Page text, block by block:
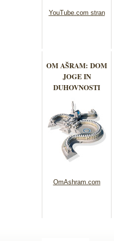
YouTube.com stran
OM AŠRAM: DOM
JOGE IN
DUHOVNOSTI
OmAshram.com